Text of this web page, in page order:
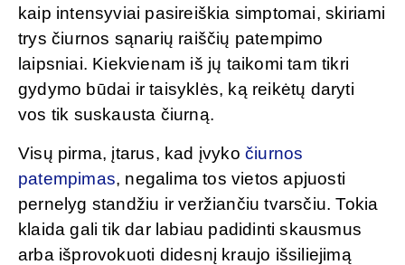
kaip intensyviai pasireiškia simptomai, skiriami
trys čiurnos sąnarių raiščių patempimo
laipsniai. Kiekvienam iš jų taikomi tam tikri
gydymo būdai ir taisyklės, ką reikėtų daryti
vos tik suskausta čiurną.
Visų pirma, įtarus, kad įvyko čiurnos
patempimas, negalima tos vietos apjuosti
pernelyg standžiu ir veržiančiu tvarsčiu. Tokia
klaida gali tik dar labiau padidinti skausmus
arba išprovokuoti didesnį kraujo išsiliejimą